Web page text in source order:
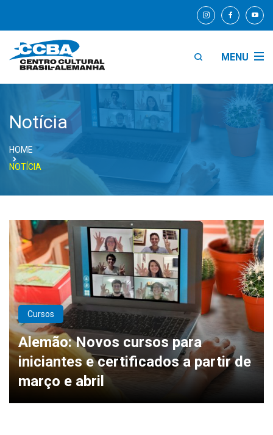
MENU
Notícia
HOME
NOTÍCIA
Cursos
Alemão: Novos cursos para
iniciantes e certificados a partir de
março e abril